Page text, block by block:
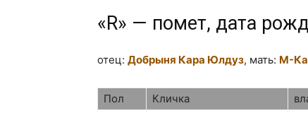
«R» — помет, дата
отец: Добрыня Кара Юлдуз, мать: М-
Пол Кличка